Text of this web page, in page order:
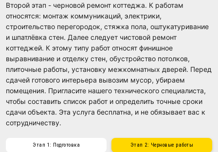
Второй этап - черновой ремонт коттеджа. К работам
относятся: монтаж коммуникаций, электрики,
строительство перегородок, стяжка пола, оштукатуривание
и шпатлёвка стен. Далее следует чистовой ремонт
коттеджей. К этому типу работ относят финишное
выравнивание и отделку стен, обустройство потолков,
плиточные работы, установку межкомнатных дверей. Перед
сдачей готового интерьера вывозим мусор, убираем
помещения. Пригласите нашего технического специалиста,
чтобы составить список работ и определить точные сроки
сдачи объекта. Эта услуга бесплатна, и не обязывает вас к
сотрудничеству.
Этап 1: Подготовка Этап 2: Черновые работы